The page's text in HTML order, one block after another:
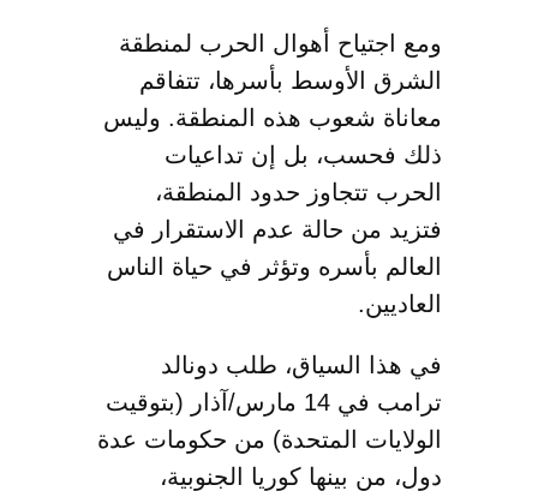
ومع اجتياح أهوال الحرب لمنطقة
الشرق الأوسط بأسرها، تتفاقم
معاناة شعوب هذه المنطقة. وليس
ذلك فحسب، بل إن تداعيات
الحرب تتجاوز حدود المنطقة،
فتزيد من حالة عدم الاستقرار في
العالم بأسره وتؤثر في حياة الناس
العاديين.
في هذا السياق، طلب دونالد
ترامب في 14 مارس/آذار (بتوقيت
الولايات المتحدة) من حكومات عدة
دول، من بينها كوريا الجنوبية،